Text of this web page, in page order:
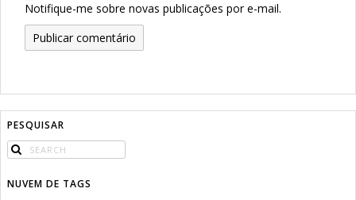
Notifique-me sobre novas publicações por e-mail.
PESQUISAR
NUVEM DE TAGS